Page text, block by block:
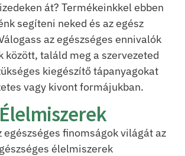
át? Termékeinkkel ebben
segíteni neked és az egész
az egészséges ennivalók
között, találd meg a szervezeted
kiegészítő tápanyagokat
vagy kivont formájukban.
Élelmiszerek
egészséges finomságok világát az
élelmiszerek